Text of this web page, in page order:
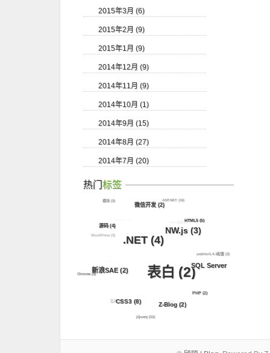
2015年3月 (6)
2015年2月 (9)
2015年1月 (9)
2014年12月 (9)
2014年11月 (9)
2014年10月 (1)
2014年9月 (15)
2014年8月 (27)
2014年7月 (20)
热门标签
CSS3(8)
新浪SAE(2)
Chrome(3)
乱码(2)
jQuery (11)
Z-Blog(2)
表白 (2)
.NET(4)
源码(4)
WordPress (3)
JS(3)
PHP (2)
SQL Server
NW.js (3)
微信开发(2)
模块 (2)
ueditor1.4.3配置(2)
HTML5(5)
ASP.NET (16)
(5)